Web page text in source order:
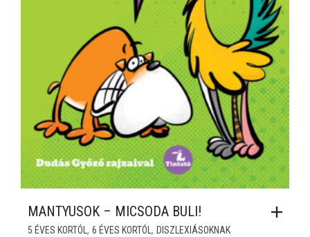
MANTYUSOK – MICSODA BULI!
5 ÉVES KORTÓL , 6 ÉVES KORTÓL , DISZLEXIÁSOKNAK